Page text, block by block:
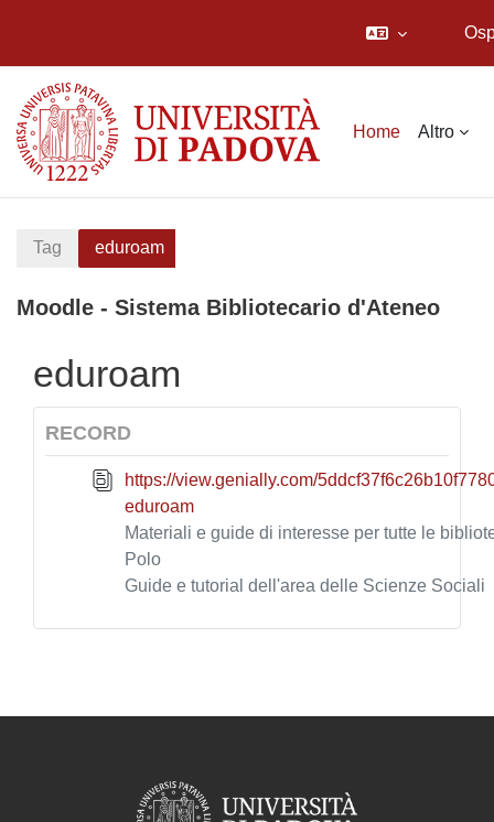
Home Altro
Tag eduroam
Moodle - Sistema Bibliotecario d'Ateneo
eduroam
RECORD
https://view.genially.com/
eduroam
Materiali e guide di interesse per tutte le
Polo
Guide e tutorial dell'area delle Scienze Sociali